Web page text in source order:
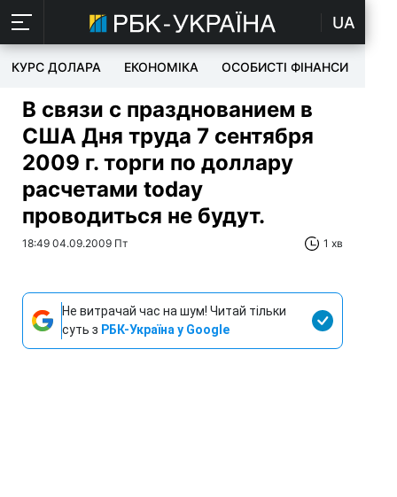
UA
КУРС ДОЛАРА ЕКОНОМІКА ОСОБИСТІ ФІНАНСИ
В связи с празднованием в
США Дня труда 7 сентября
2009 г. торги по доллару
расчетами today
проводиться не будут.
18:49 04.09.2009 Пт 1 хв
Не витрачай час на шум! Читай тільки
суть з РБК-Україна у Google